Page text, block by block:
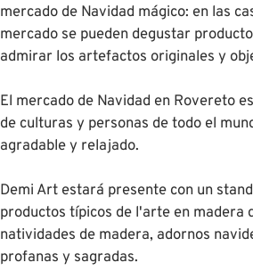
mercado de Navidad mágico: en las
mercado se pueden degustar
admirar los artefactos originales y
El mercado de Navidad en Rovereto
de culturas y personas de todo el
agradable y relajado.
Demi Art estará presente con un
productos típicos de l'arte en madera
natividades de madera, adornos
profanas y sagradas.